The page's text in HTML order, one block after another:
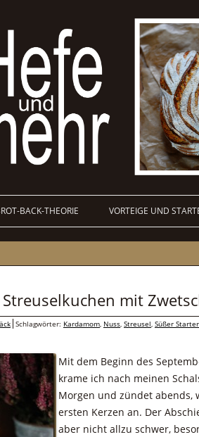
BACK-THEORIE VORTEIGE UND
mit
Schlagwörter: Kardamom, Nuss, Streusel, Süßer Starter
Mit dem Beginn des
krame ich nach meinen
Morgen und zündet abends,
ersten Kerzen an. Der
aber nicht allzu schwer,